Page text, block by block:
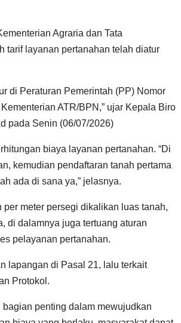
Agraria dan Tata
tarif layanan pertanahan telah diatur
di Peraturan Pemerintah (PP) Nomor
ATR/BPN,” ujar Kepala Biro
pada Senin (06/07/2026)
biaya layanan pertanahan. “Di
kemudian pendaftaran tanah pertama
ada di sana ya,” jelasnya.
meter persegi dikalikan luas tanah,
di dalamnya juga tertuang aturan
pelayanan pertanahan.
lapangan di Pasal 21, lalu terkait
Protokol.
penting dalam mewujudkan